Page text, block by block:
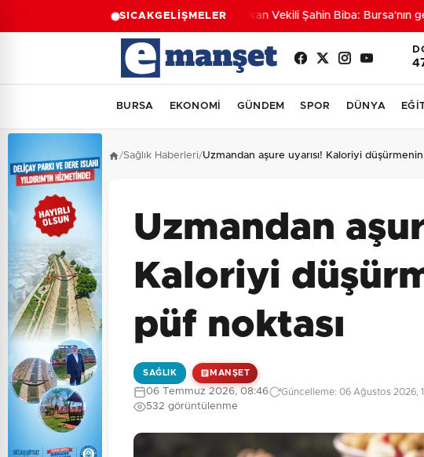
SICAKGELİŞMELERBaşkan Vekili Şahin Biba: Bursa'nın
BURSA EKONOMİ GÜNDEM SPOR DÜNYA
/Sağlık Haberleri/Uzmandan aşure uyarısı! Kaloriyi
Uzmandan
Kaloriyi
püf noktası
SAĞLIK MANŞET
06 Temmuz 2026, 08:46 Güncelleme: 06 Ağustos 2026,
532 görüntülenme